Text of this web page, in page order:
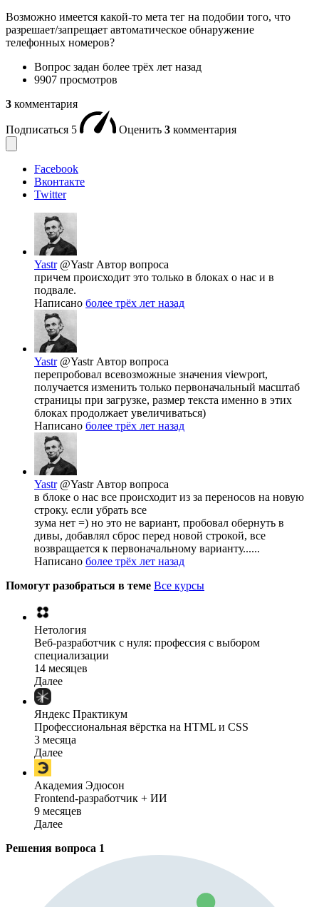
Возможно имеется какой-то мета тег на подобии того, что
разрешает/запрещает автоматическое обнаружение
телефонных номеров?
Вопрос задан более трёх лет назад
9907 просмотров
3 комментария
Подписаться 5 Оценить 3 комментария
Facebook
Вконтакте
Twitter
Yastr @Yastr Автор вопроса
причем происходит это только в блоках о нас и в
подвале.
Написано более трёх лет назад
Yastr @Yastr Автор вопроса
перепробовал всевозможные значения viewport,
получается изменить только первоначальный масштаб
страницы при загрузке, размер текста именно в этих
блоках продолжает увеличиваться)
Написано более трёх лет назад
Yastr @Yastr Автор вопроса
в блоке о нас все происходит из за переносов на новую
строку. если убрать все
зума нет =) но это не вариант, пробовал обернуть в
дивы, добавлял сброс перед новой строкой, все
возвращается к первоначальному варианту......
Написано более трёх лет назад
Помогут разобраться в теме Все курсы
Нетология
Веб-разработчик с нуля: профессия с выбором
специализации
14 месяцев
Далее
Яндекс Практикум
Профессиональная вёрстка на HTML и CSS
3 месяца
Далее
Академия Эдюсон
Frontend-разработчик + ИИ
9 месяцев
Далее
Решения вопроса 1